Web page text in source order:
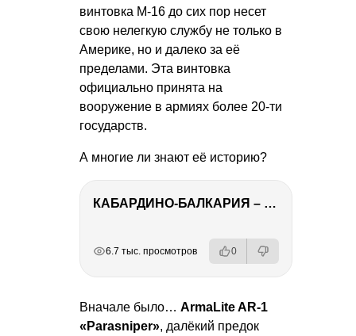
винтовка М-16 до сих пор несет
свою нелегкую службу не только в
Америке, но и далеко за её
пределами. Эта винтовка
официально принята на
вооружение в армиях более 20-ти
государств.
А многие ли знают её историю?
КАБАРДИНО-БАЛКАРИЯ – ПУТЕШЕСТВИЕ НА КАВКАЗ часть 3
6.7 тыс. просмотров 0
Вначале было… ArmaLite AR-1
«Parasniper», далёкий предок